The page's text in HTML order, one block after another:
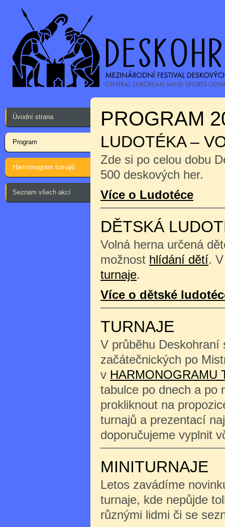
Úvodní strana
Program
Harmonogram turnajů
Seznam všech akcí
PROGRAM
LUDOTÉKA –
Zde si po celou dobu
500 deskových her.
Více o Ludotéce
DĚTSKÁ
Volná herna určená
možnost hlídání dětí.
turnaje.
Více o dětské
TURNAJE
V průběhu Deskohraní
začátečnických po
v HARMONOGRAMU
tabulce po dnech a po
prokliknout na
turnajů a prezentací
doporučujeme vyplnit
MINITURNAJE
Letos zavádíme
turnaje, kde nepůjde
různými lidmi či se